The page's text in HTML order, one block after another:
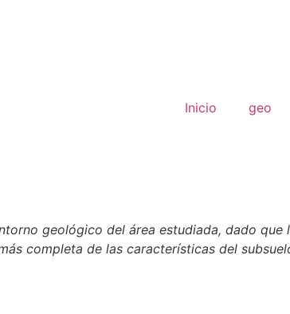
Inicio geo
geológico del área estudiada, dado
completa de las características del